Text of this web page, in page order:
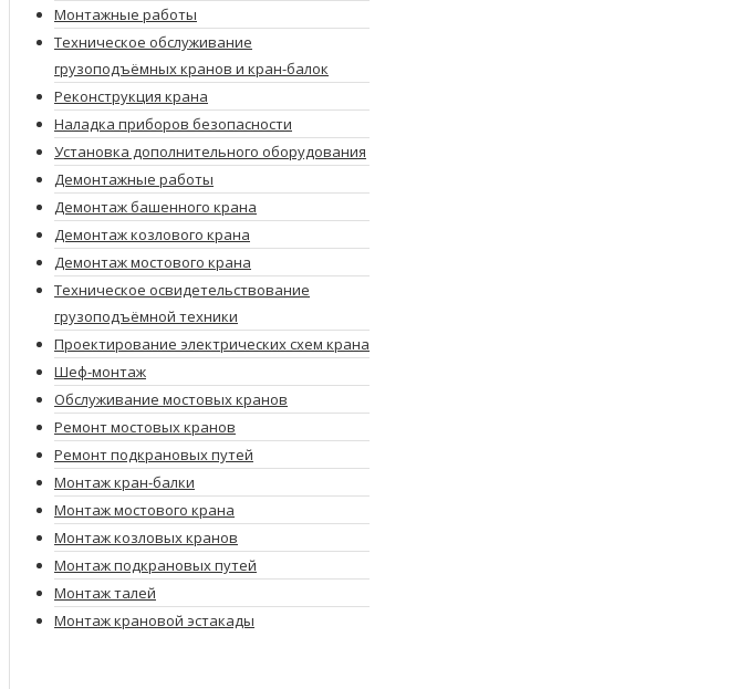
Монтажные работы
Техническое обслуживание
грузоподъёмных кранов и кран-балок
Реконструкция крана
Наладка приборов безопасности
Установка дополнительного оборудования
Демонтажные работы
Демонтаж башенного крана
Демонтаж козлового крана
Демонтаж мостового крана
Техническое освидетельствование
грузоподъёмной техники
Проектирование электрических схем крана
Шеф-монтаж
Обслуживание мостовых кранов
Ремонт мостовых кранов
Ремонт подкрановых путей
Монтаж кран-балки
Монтаж мостового крана
Монтаж козловых кранов
Монтаж подкрановых путей
Монтаж талей
Монтаж крановой эстакады